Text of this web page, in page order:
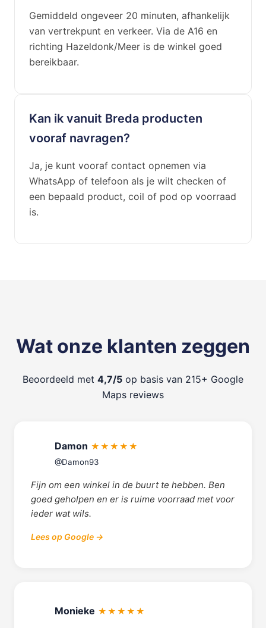
Gemiddeld ongeveer 20 minuten, afhankelijk
van vertrekpunt en verkeer. Via de A16 en
richting Hazeldonk/Meer is de winkel goed
bereikbaar.
Kan ik vanuit Breda producten
vooraf navragen?
Ja, je kunt vooraf contact opnemen via
WhatsApp of telefoon als je wilt checken of
een bepaald product, coil of pod op voorraad
is.
Wat onze klanten zeggen
Beoordeeld met 4,7/5 op basis van 215+ Google
Maps reviews
Damon ★★★★★
@Damon93
Fijn om een winkel in de buurt te hebben. Ben
goed geholpen en er is ruime voorraad met voor
ieder wat wils.
Lees op Google →
Monieke ★★★★★